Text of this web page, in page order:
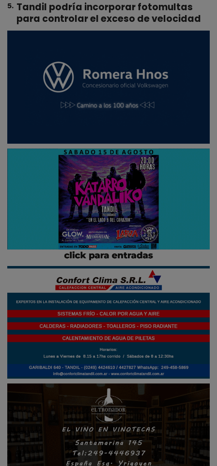
5. Tandil podría incorporar fotomultas
para controlar el exceso de velocidad